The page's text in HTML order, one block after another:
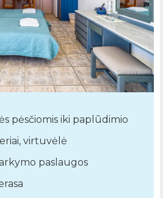
pėsčiomis iki paplūdimio
virtuvėlė
paslaugos